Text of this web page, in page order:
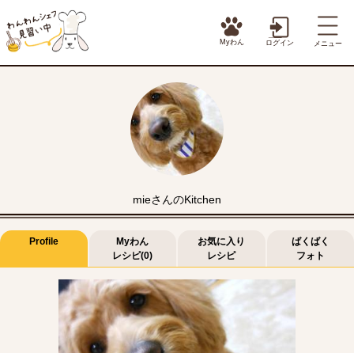
Myわん ログイン メニュー
mieさんのKitchen
Profile
Myわん
レシピ(0)
お気に入り
レシピ
ばくばく
フォト